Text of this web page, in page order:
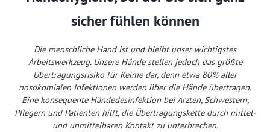
sicher fühlen können
Die menschliche Hand ist und bleibt unser wichtigstes
Arbeitswerkzeug. Unsere Hände stellen jedoch das größte
Übertragungsrisiko für Keime dar, denn etwa 80% aller
nosokomialen Infektionen werden über die Hände übertragen.
Eine konsequente Händedesinfektion bei Ärzten, Schwestern,
Pflegern und Patienten hilft, die Übertragungskette durch mittel-
und unmittelbaren Kontakt zu unterbrechen.